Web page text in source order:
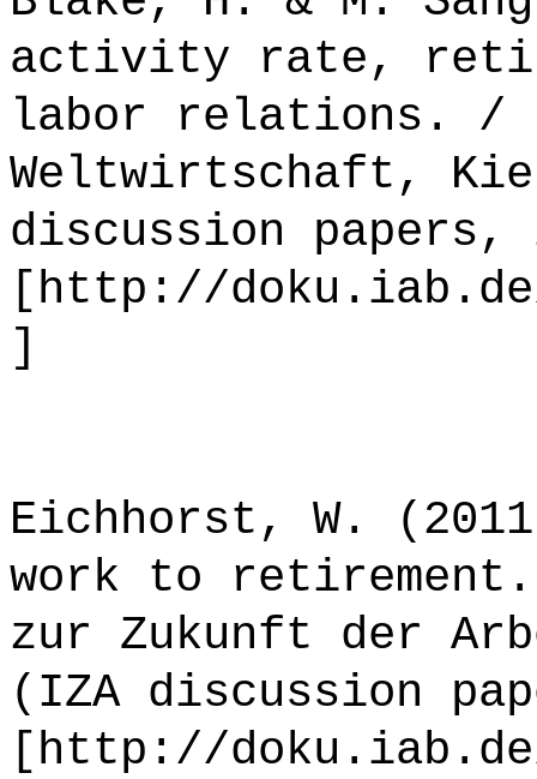
activity rate,
labor relations.
Weltwirtschaft,
discussion
[http://doku.iab.de/
]
Eichhorst, W.
work to
zur Zukunft der
(IZA discussion
[http://